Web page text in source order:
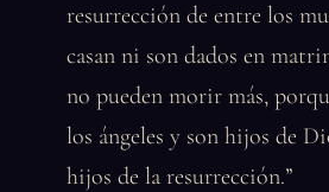
resurrección de entre los
casan ni son dados en
no pueden morir más,
los ángeles y son hijos de
hijos de la resurrección.”